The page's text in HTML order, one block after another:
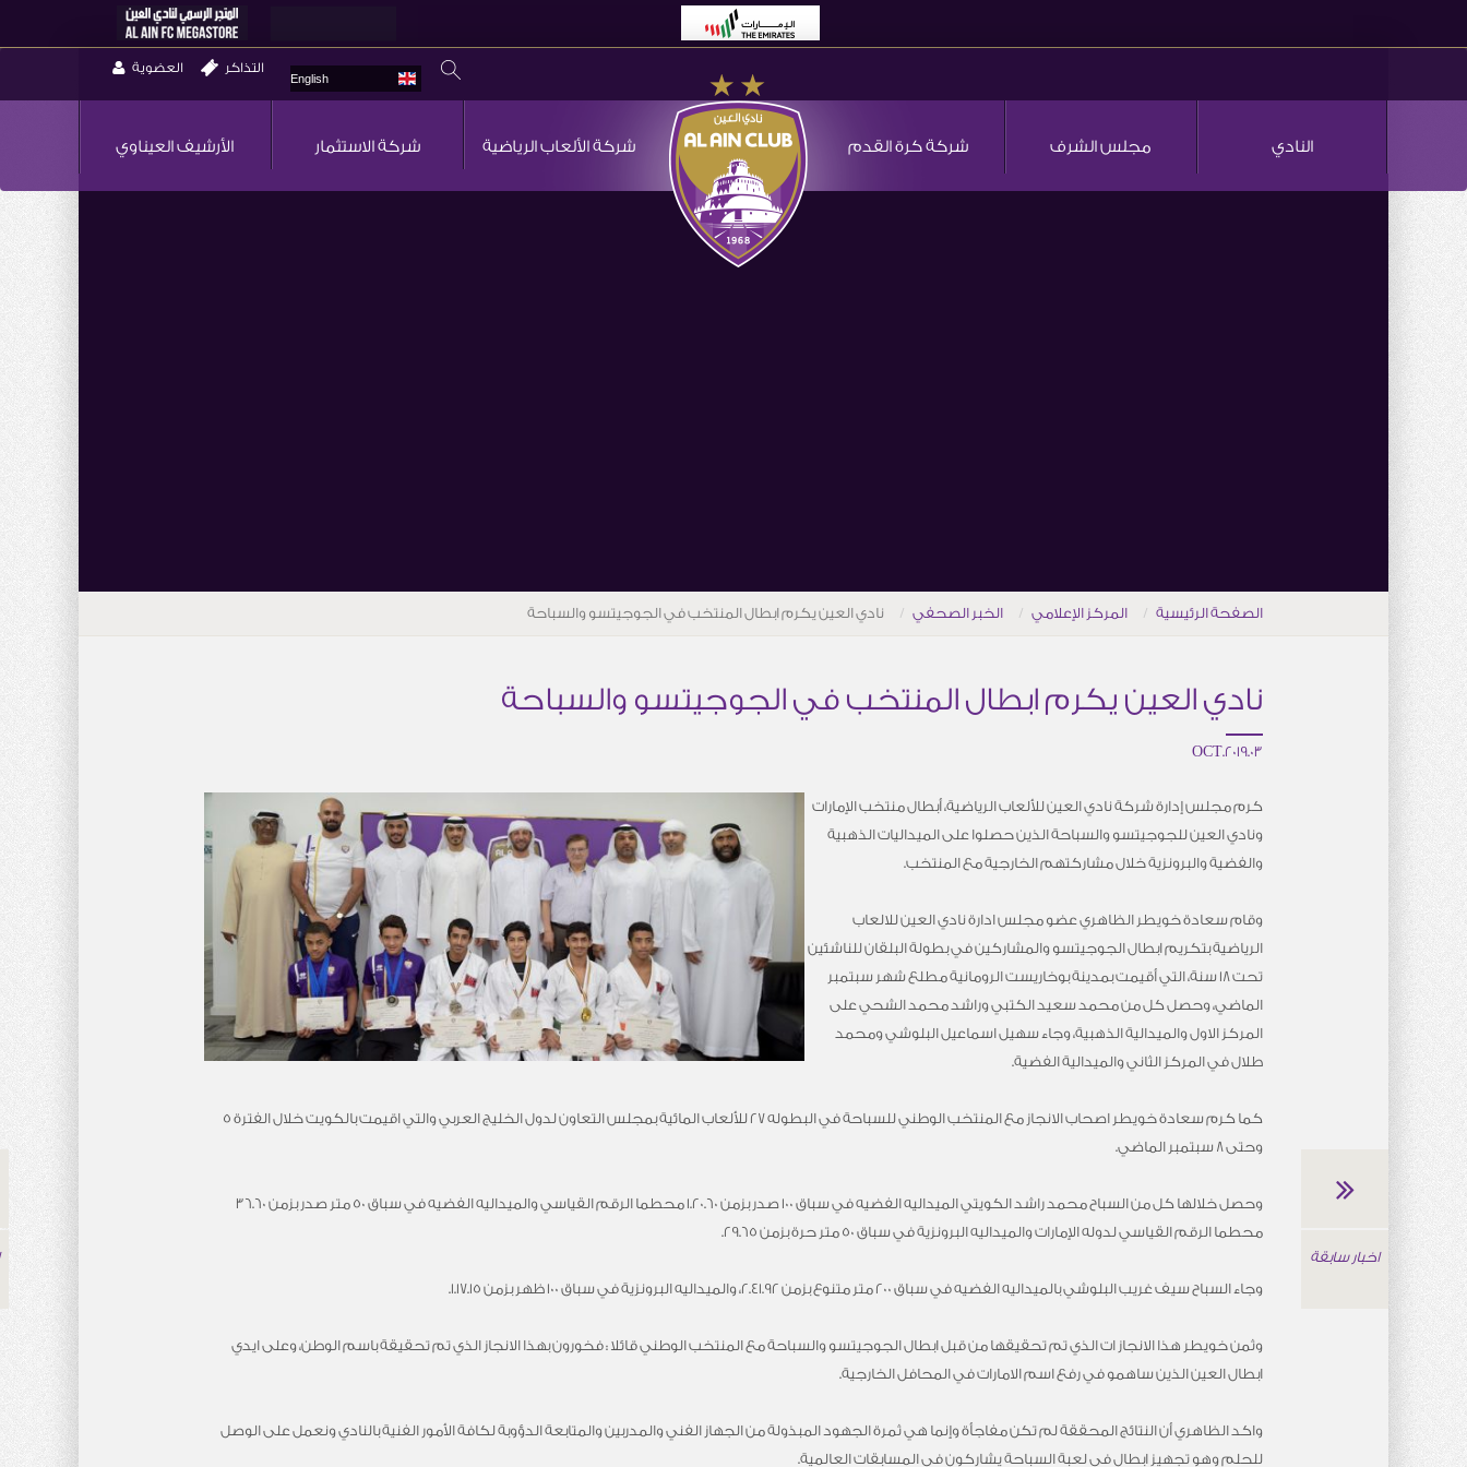
English
التذاكر العضوية
النادي مجلس الشرف شركة كرة القدم الأرشيف العيناوي شركة الاستثمار شركة الألعاب الرياضية
الصفحة الرئيسية المركز الإعلامي الخبر الصحفي نادي العين يكرم ابطال المنتخب في الجوجيتسو والسباحة
نادي العين يكرم ابطال المنتخب في الجوجيتسو والسباحة
03.OCT.2019
كرم مجلس إدارة شركة نادي العين للألعاب الرياضية، أبطال منتخب الإمارات
ونادي العين للجوجيتسو والسباحة الذين حصلوا على الميداليات الذهبية
والفضية والبرونزية خلال مشاركتهم الخارجية مع المنتخب.
وقام سعادة خويطر الظاهري عضو مجلس ادارة نادي العين للالعاب
الرياضية بتكريم ابطال الجوجيتسو والمشاركين في بطولة البلقان للناشئين
تحت 18 سنة، التي أقيمت بمدينة بوخاريست الرومانية مطلع شهر سبتمبر
الماضي، وحصل كل من محمد سعيد الكتبي وراشد محمد الشحي على
المركز الاول والميدالية الذهبية، وجاء سهيل اسماعيل البلوشي ومحمد
طلال في المركز الثاني والميدالية الفضية.
كما كرم سعادة خويطر اصحاب الانجاز مع المنتخب الوطني للسباحة في البطوله 27 للألعاب المائية بمجلس التعاون لدول الخليج العربي والتي اقيمت بالكويت خلال الفترة 5
وحتى 8 سبتمبر الماضي.
وحصل خلالها كل من السباح محمد راشد الكويتي الميداليه الفضيه في سباق 100 صدر بزمن 1.20.60 محطما الرقم القياسي والميداليه الفضيه في سباق 50 متر صدر بزمن 36.60
محطما الرقم القياسي لدوله الإمارات والميداليه البرونزية في سباق 50 متر حرة بزمن 29.65.
وجاء السباح سيف غريب البلوشي بالميداليه الفضيه في سباق 200 متر متنوع بزمن 2.41.92، والميداليه البرونزية في سباق 100 ظهر بزمن 1.17.15.
وثمن خويطر هذا الانجاز ات الذي تم تحقيقها من قبل ابطال الجوجيتسو والسباحة مع المنتخب الوطني قائلا : فخورون بهذا الانجاز الذي تم تحقيقة باسم الوطن، وعلى ايدي
ابطال العين الذين ساهمو في رفع اسم الامارات في المحافل الخارجية.
واكد الظاهري أن النتائج المحققة لم تكن مفاجأة وإنما هي ثمرة الجهود المبذولة من الجهاز الفني والمدربين والمتابعة الدؤوبة لكافة الأمور الفنية بالنادي ونعمل على الوصل
للحلم وهو تجهيز ابطال في لعبة السباحة يشاركون في المسابقات العالمية.
اخبار سابقة